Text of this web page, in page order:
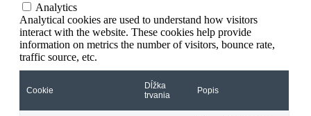
Analytics
Analytical cookies are used to understand how visitors
interact with the website. These cookies help provide
information on metrics the number of visitors, bounce rate,
traffic source, etc.
Cookie
Dĺžka
trvania
Popis